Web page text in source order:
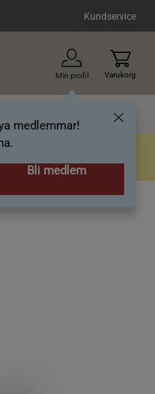
Kundservice
Min profil
medlemmar!
Bli medlem
Varukorg